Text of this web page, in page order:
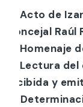
a) Acto de
Concejal Raúl
b) Homenaje
c) Lectura
recibida y
d)